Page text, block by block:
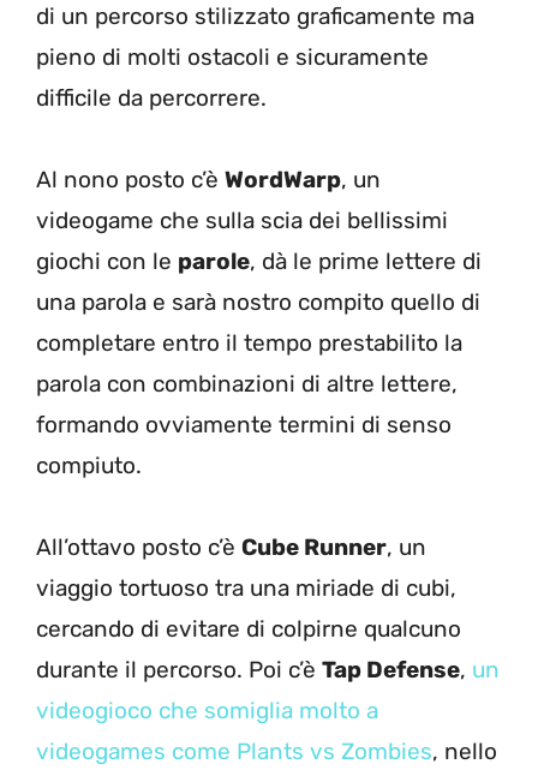
di un percorso stilizzato graficamente ma
pieno di molti ostacoli e sicuramente
difficile da percorrere.
Al nono posto c’è WordWarp, un
videogame che sulla scia dei bellissimi
giochi con le parole, dà le prime lettere di
una parola e sarà nostro compito quello di
completare entro il tempo prestabilito la
parola con combinazioni di altre lettere,
formando ovviamente termini di senso
compiuto.
All’ottavo posto c’è Cube Runner, un
viaggio tortuoso tra una miriade di cubi,
cercando di evitare di colpirne qualcuno
durante il percorso. Poi c’è Tap Defense, un
videogioco che somiglia molto a
videogames come Plants vs Zombies, nello